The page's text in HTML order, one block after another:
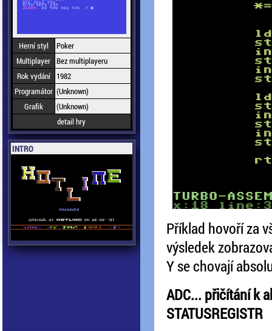
Herní styl
Poker
Multiplayer Bez multiplayeru
Rok vydání
1982
Programátor (Unknown)
Grafik
(Unknown)
detail hry
INTRO
Příklad hovoří za
výsledek
Y se chovají
ADC... přičítání k
STATUSREGISTR